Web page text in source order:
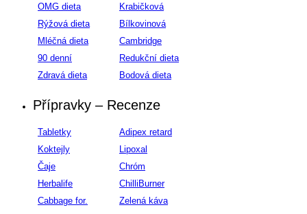
OMG dieta
Krabičková
Rýžová dieta
Bílkovinová
Mléčná dieta
Cambridge
90 denní
Redukční dieta
Zdravá dieta
Bodová dieta
Přípravky – Recenze
Tabletky
Adipex retard
Koktejly
Lipoxal
Čaje
Chróm
Herbalife
ChilliBurner
Cabbage for.
Zelená káva